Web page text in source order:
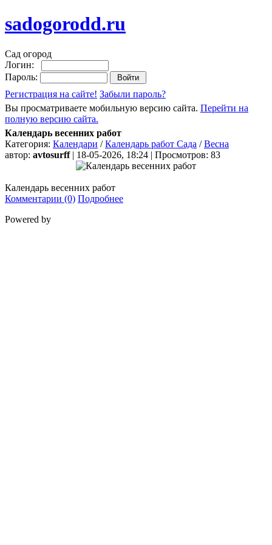
sadogorodd.ru
Сад огород
Логин:
Пароль:
Регистрация на сайте! Забыли пароль?
Вы просматриваете мобильную версию сайта. Перейти на
полную версию сайта.
Календарь весенних работ
Категория: Календари /Календарь работ Сада /Весна
автор: avtosurff| 18-05-2026, 18:24 | Просмотров: 83
Календарь весенних работ
Комментарии (0) Подробнее
Powered by